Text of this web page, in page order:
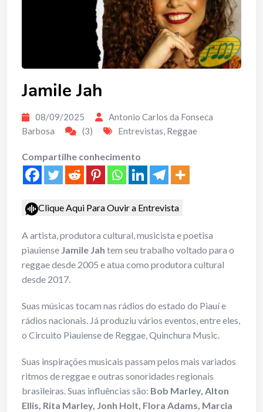
Jamile Jah
08/09/2025
Antonio Carlos da Fonseca
Barbosa
(3) Entrevistas, Reggae
Compartilhe conhecimento
Clique Aqui Para Ouvir a Entrevista
A artista, produtora cultural, musicista e poetisa
piauiense Jamile Jah tem seu trabalho voltado para o
reggae desde 2005 e atua como produtora cultural
desde 2017.
Suas músicas tocam nas rádios do estado do Piauí e
rádios nacionais. Já produziu vários eventos, entre eles,
o Circuito Piauiense de Reggae, Quinchura Music.
Suas inspirações musicais passam pelos mais variados
ritmos de reggae e outras sonoridades regionais
brasileiras. Suas influências são: Bob Marley, Alton
Ellis, Rita Marley, Jonh Holt, Flora Adams, Marcia